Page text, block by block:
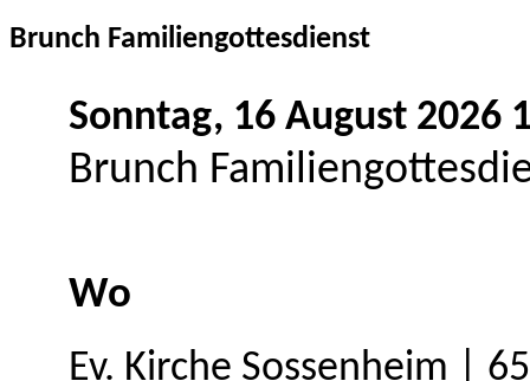
Brunch Familiengottesdienst
Sonntag, 16 August 2026
Brunch
Wo
Ev. Kirche Sossenheim |